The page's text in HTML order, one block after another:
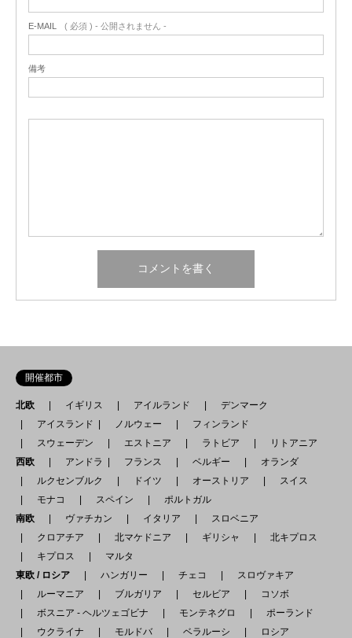
E-MAIL ( 必須 ) - 公開されません -
備考
開催都市
北欧 イギリス アイルランド
デンマーク
アイスランド
ノルウェー
フィンランド
スウェーデン
エストニア ラトビア
リトアニア
西欧
アンドラ フランス ベルギー
オランダ
ルクセンブルク
ドイツ オーストリア
スイス
モナコ
スペイン
ポルトガル
南欧
ヴァチカン イタリア
スロベニア
クロアチア
北マケドニア ギリシャ
北キプロス
キプロス
マルタ
東欧 / ロシア
ハンガリー チェコ
スロヴァキア
ルーマニア
ブルガリア セルビア
コソボ
ボスニア - ヘルツェゴビナ
モンテネグロ
ポーランド
ウクライナ
モルドバ ベラルーシ
ロシア